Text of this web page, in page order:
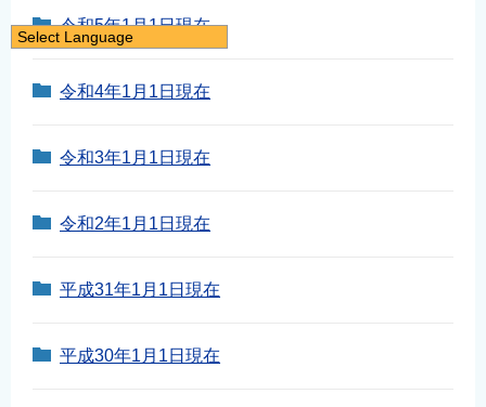
令和5年1月1日現在
令和4年1月1日現在
令和3年1月1日現在
令和2年1月1日現在
平成31年1月1日現在
平成30年1月1日現在
Select Language
English
繁體中文
नेपाली